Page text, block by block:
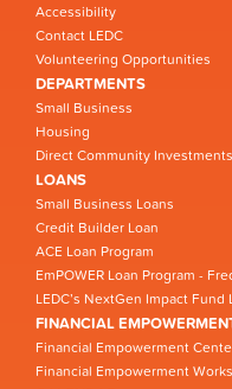
Accessibility
Contact LEDC
Volunteering Opportunities
DEPARTMENTS
Small Business
Housing
Direct Community Investments
LOANS
Small Business Loans
Credit Builder Loan
ACE Loan Program
EmPOWER Loan Program -
LEDC’s NextGen Impact
FINANCIAL
Financial Empowerment
Financial Empowerment